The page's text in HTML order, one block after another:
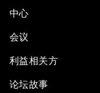
中心
会议
利益相关方
论坛故事